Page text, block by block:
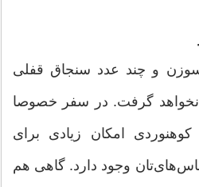
و چند عدد سنجاق قفلی
نخواهد گرفت. در سفر خصوصا
امکان زیادی برای
وجود دارد. گاهی هم